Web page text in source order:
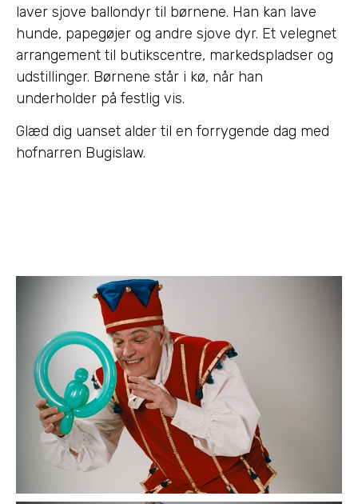
laver sjove ballondyr til børnene. Han kan lave
hunde, papegøjer og andre sjove dyr. Et velegnet
arrangement til butikscentre, markedspladser og
udstillinger. Børnene står i kø, når han
underholder på festlig vis.
Glæd dig uanset alder til en forrygende dag med
hofnarren Bugislaw.